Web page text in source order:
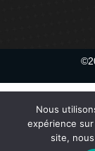
Nous
expérience
site,